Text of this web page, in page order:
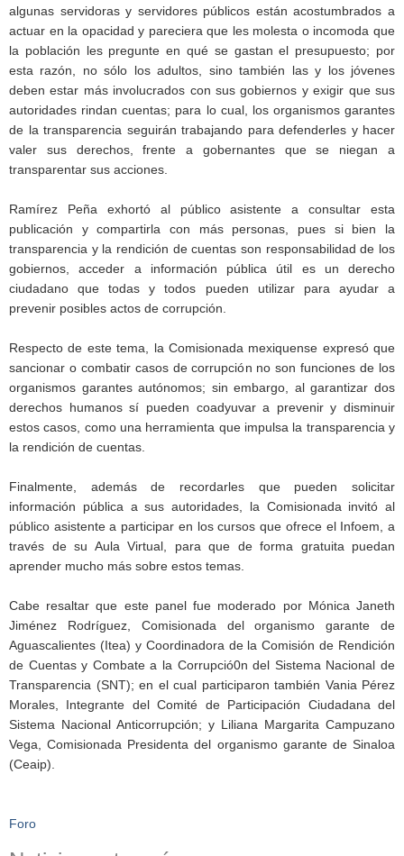
algunas servidoras y servidores públicos están acostumbrados a
actuar en la opacidad y pareciera que les molesta o incomoda que
la población les pregunte en qué se gastan el presupuesto; por
esta razón, no sólo los adultos, sino también las y los jóvenes
deben estar más involucrados con sus gobiernos y exigir que sus
autoridades rindan cuentas; para lo cual, los organismos garantes
de la transparencia seguirán trabajando para defenderles y hacer
valer sus derechos, frente a gobernantes que se niegan a
transparentar sus acciones.
Ramírez Peña exhortó al público asistente a consultar esta
publicación y compartirla con más personas, pues si bien la
transparencia y la rendición de cuentas son responsabilidad de los
gobiernos, acceder a información pública útil es un derecho
ciudadano que todas y todos pueden utilizar para ayudar a
prevenir posibles actos de corrupción.
Respecto de este tema, la Comisionada mexiquense expresó que
sancionar o combatir casos de corrupción no son funciones de los
organismos garantes autónomos; sin embargo, al garantizar dos
derechos humanos sí pueden coadyuvar a prevenir y disminuir
estos casos, como una herramienta que impulsa la transparencia y
la rendición de cuentas.
Finalmente, además de recordarles que pueden solicitar
información pública a sus autoridades, la Comisionada invitó al
público asistente a participar en los cursos que ofrece el Infoem, a
través de su Aula Virtual, para que de forma gratuita puedan
aprender mucho más sobre estos temas.
Cabe resaltar que este panel fue moderado por Mónica Janeth
Jiménez Rodríguez, Comisionada del organismo garante de
Aguascalientes (Itea) y Coordinadora de la Comisión de Rendición
de Cuentas y Combate a la Corrupció0n del Sistema Nacional de
Transparencia (SNT); en el cual participaron también Vania Pérez
Morales, Integrante del Comité de Participación Ciudadana del
Sistema Nacional Anticorrupción; y Liliana Margarita Campuzano
Vega, Comisionada Presidenta del organismo garante de Sinaloa
(Ceaip).
Foro